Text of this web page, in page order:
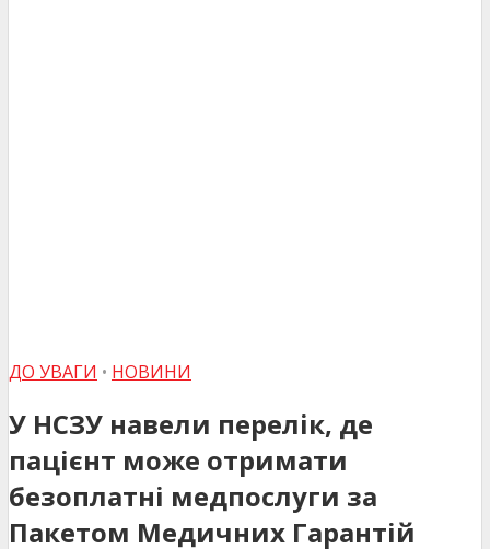
ДО УВАГИ • НОВИНИ
У НСЗУ навели перелік, де
пацієнт може отримати
безоплатні медпослуги за
Пакетом Медичних Гарантій